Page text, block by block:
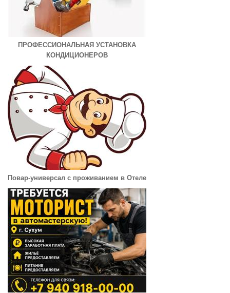
ПРОФЕССИОНАЛЬНАЯ УСТАНОВКА
КОНДИЦИОНЕРОВ
Повар-универсал с проживанием в Отеле